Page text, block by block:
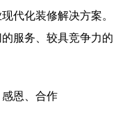
代化装修解决方案。
服务、较具竞争力的
恩、合作